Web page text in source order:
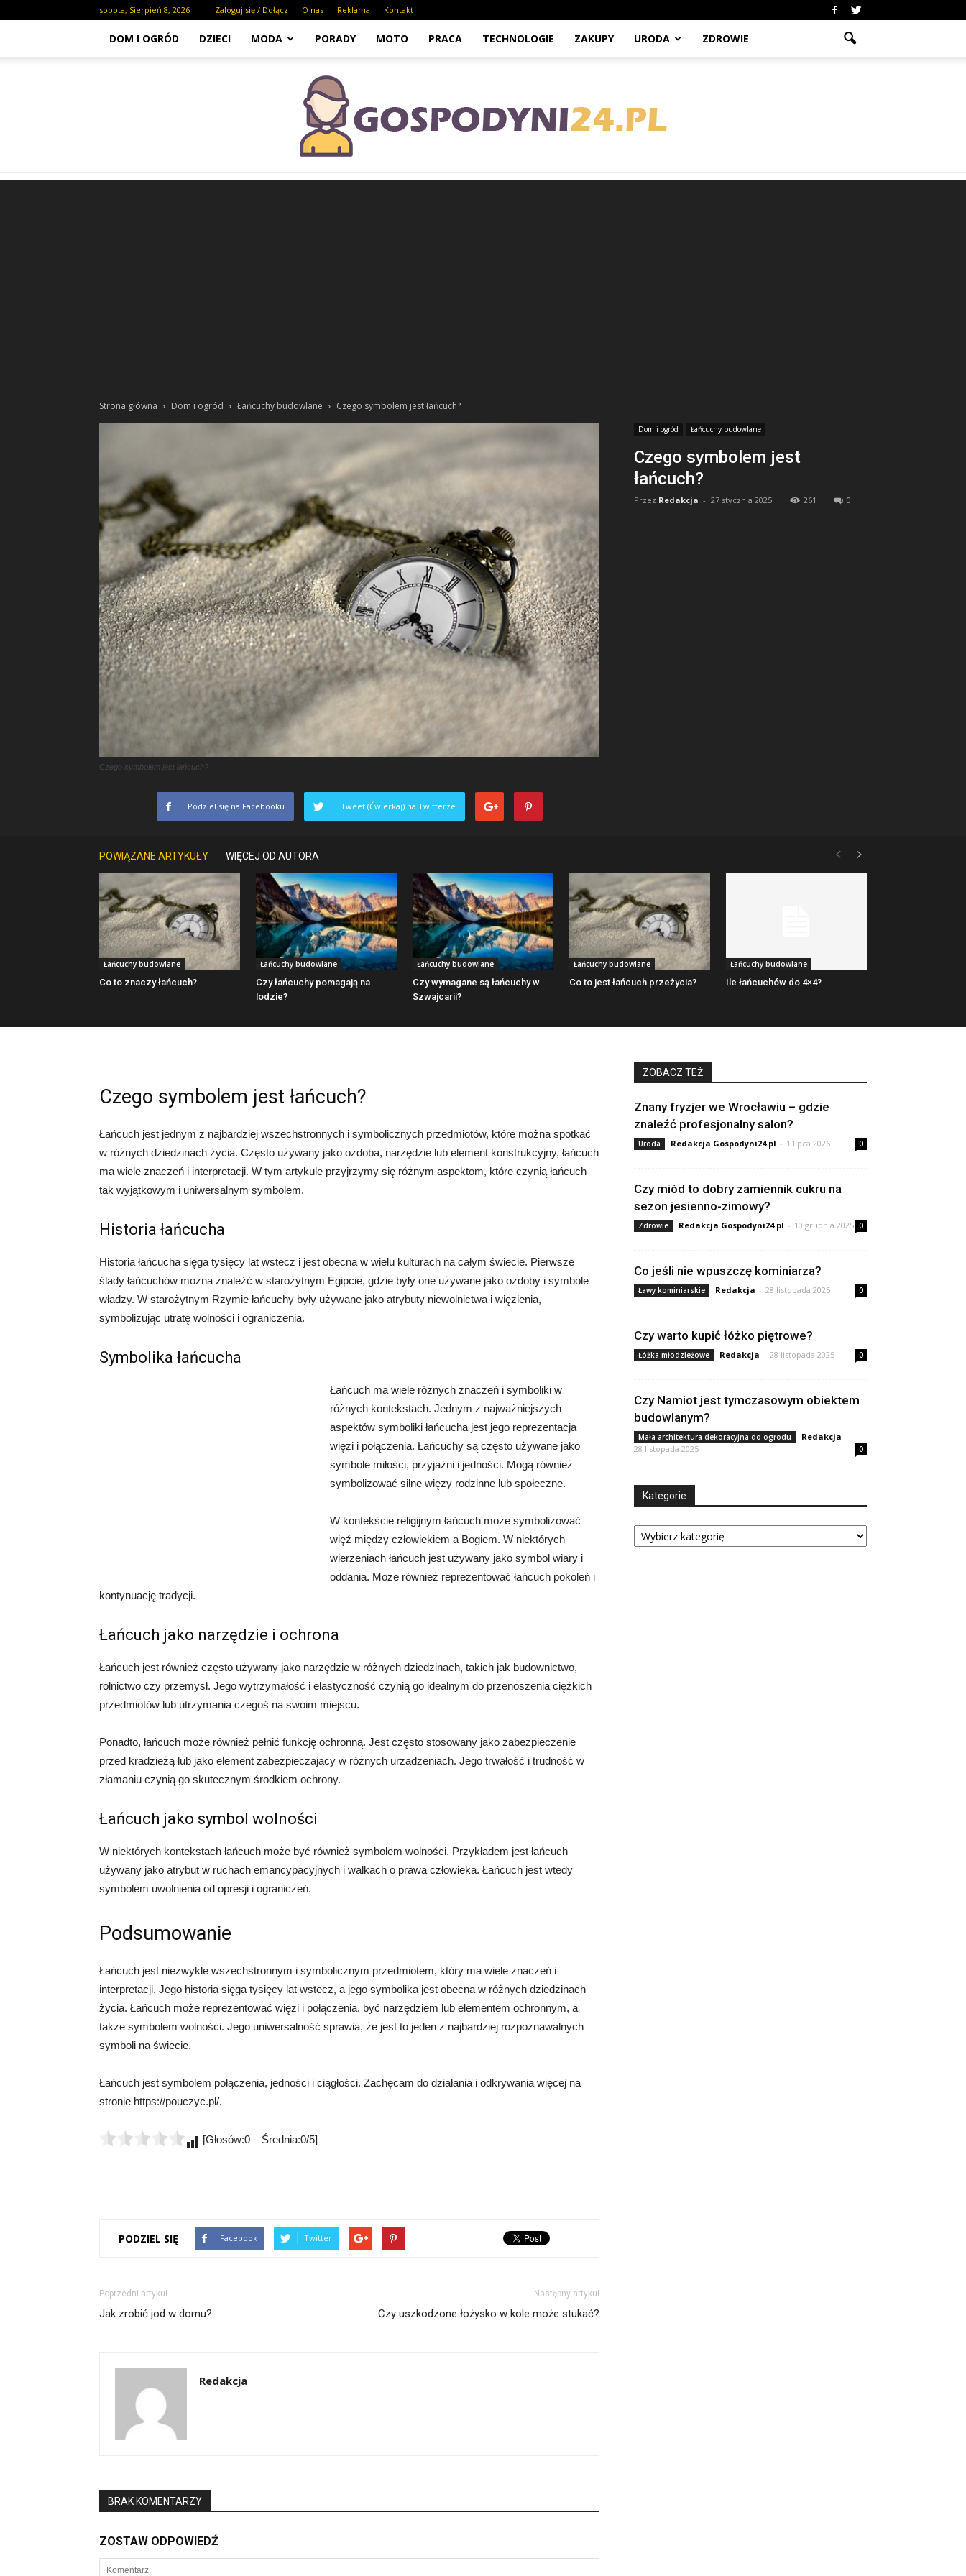
sobota, Sierpień 8, 2026 Zaloguj się / Dołącz O nas Reklama Kontakt
DOM I OGRÓD DZIECI MODA PORADY MOTO PRACA TECHNOLOGIE ZAKUPY URODA ZDROWIE
Strona główna Dom i ogród Łańcuchy budowlane Czego symbolem jest łańcuch?
Dom i ogród Łańcuchy budowlane
Czego symbolem jest
łańcuch?
Przez Redakcja - 27 stycznia 2025 261 0
Czego symbolem jest łańcuch?
Podziel się na Facebooku Tweet (Ćwierkaj) na Twitterze
POWIĄZANE ARTYKUŁY WIĘCEJ OD AUTORA
Łańcuchy budowlane
Co to znaczy łańcuch?
Łańcuchy budowlane
Czy łańcuchy pomagają na
lodzie?
Łańcuchy budowlane
Czy wymagane są łańcuchy w
Szwajcarii?
Łańcuchy budowlane
Co to jest łańcuch przeżycia?
Łańcuchy budowlane
Ile łańcuchów do 4×4?
Czego symbolem jest łańcuch?
Łańcuch jest jednym z najbardziej wszechstronnych i symbolicznych przedmiotów, które można spotkać
w różnych dziedzinach życia. Często używany jako ozdoba, narzędzie lub element konstrukcyjny, łańcuch
ma wiele znaczeń i interpretacji. W tym artykule przyjrzymy się różnym aspektom, które czynią łańcuch
tak wyjątkowym i uniwersalnym symbolem.
Historia łańcucha
Historia łańcucha sięga tysięcy lat wstecz i jest obecna w wielu kulturach na całym świecie. Pierwsze
ślady łańcuchów można znaleźć w starożytnym Egipcie, gdzie były one używane jako ozdoby i symbole
władzy. W starożytnym Rzymie łańcuchy były używane jako atrybuty niewolnictwa i więzienia,
symbolizując utratę wolności i ograniczenia.
Symbolika łańcucha
Łańcuch ma wiele różnych znaczeń i symboliki w
różnych kontekstach. Jednym z najważniejszych
aspektów symboliki łańcucha jest jego reprezentacja
więzi i połączenia. Łańcuchy są często używane jako
symbole miłości, przyjaźni i jedności. Mogą również
symbolizować silne więzy rodzinne lub społeczne.
W kontekście religijnym łańcuch może symbolizować
więź między człowiekiem a Bogiem. W niektórych
wierzeniach łańcuch jest używany jako symbol wiary i
oddania. Może również reprezentować łańcuch pokoleń i
kontynuację tradycji.
Łańcuch jako narzędzie i ochrona
Łańcuch jest również często używany jako narzędzie w różnych dziedzinach, takich jak budownictwo,
rolnictwo czy przemysł. Jego wytrzymałość i elastyczność czynią go idealnym do przenoszenia ciężkich
przedmiotów lub utrzymania czegoś na swoim miejscu.
Ponadto, łańcuch może również pełnić funkcję ochronną. Jest często stosowany jako zabezpieczenie
przed kradzieżą lub jako element zabezpieczający w różnych urządzeniach. Jego trwałość i trudność w
złamaniu czynią go skutecznym środkiem ochrony.
Łańcuch jako symbol wolności
W niektórych kontekstach łańcuch może być również symbolem wolności. Przykładem jest łańcuch
używany jako atrybut w ruchach emancypacyjnych i walkach o prawa człowieka. Łańcuch jest wtedy
symbolem uwolnienia od opresji i ograniczeń.
Podsumowanie
Łańcuch jest niezwykle wszechstronnym i symbolicznym przedmiotem, który ma wiele znaczeń i
interpretacji. Jego historia sięga tysięcy lat wstecz, a jego symbolika jest obecna w różnych dziedzinach
życia. Łańcuch może reprezentować więzi i połączenia, być narzędziem lub elementem ochronnym, a
także symbolem wolności. Jego uniwersalność sprawia, że jest to jeden z najbardziej rozpoznawalnych
symboli na świecie.
Łańcuch jest symbolem połączenia, jedności i ciągłości. Zachęcam do działania i odkrywania więcej na
stronie https://pouczyc.pl/.
[Głosów:0 Średnia:0/5]
PODZIEL SIĘ Facebook Twitter
Poprzedni artykuł
Jak zrobić jod w domu?
Następny artykuł
Czy uszkodzone łożysko w kole może stukać?
Redakcja
BRAK KOMENTARZY
ZOSTAW ODPOWIEDŹ
ZOBACZ TEŻ
Znany fryzjer we Wrocławiu – gdzie
znaleźć profesjonalny salon?
Uroda Redakcja Gospodyni24.pl - 1 lipca 2026 0
Czy miód to dobry zamiennik cukru na
sezon jesienno-zimowy?
Zdrowie Redakcja Gospodyni24.pl - 10 grudnia 2025 0
Co jeśli nie wpuszczę kominiarza?
Ławy kominiarskie Redakcja - 28 listopada 2025 0
Czy warto kupić łóżko piętrowe?
Łóżka młodzieżowe Redakcja - 28 listopada 2025 0
Czy Namiot jest tymczasowym obiektem
budowlanym?
Mała architektura dekoracyjna do ogrodu Redakcja -
28 listopada 2025
0
Kategorie
Kategorie